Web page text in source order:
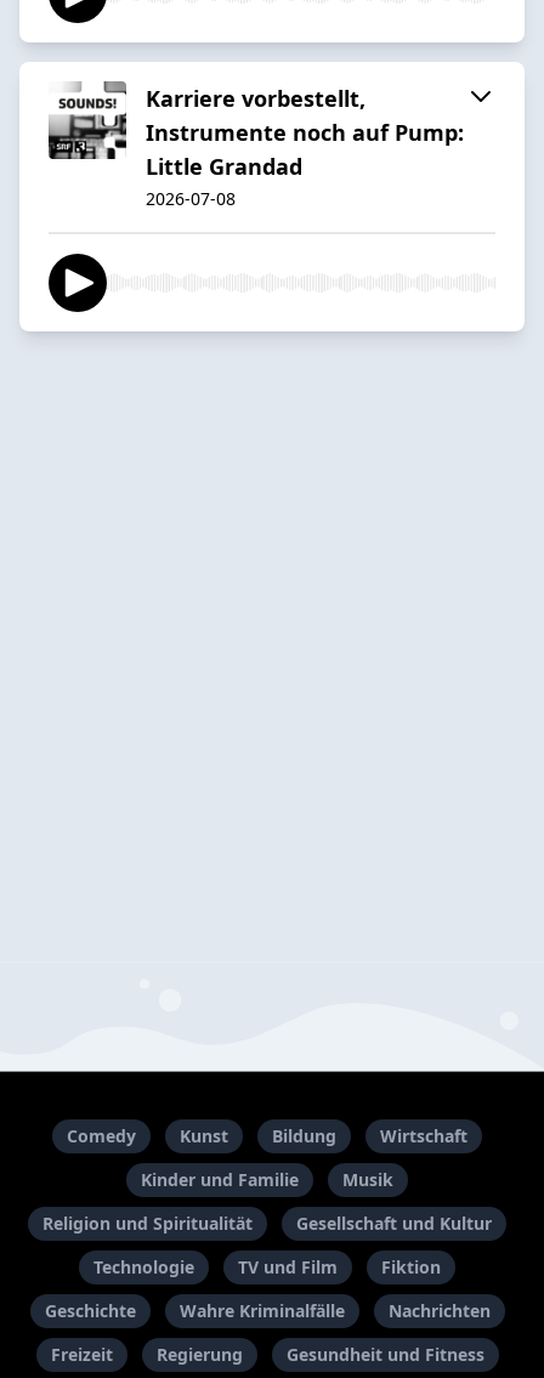
Karriere vorbestellt,
Instrumente noch auf Pump:
Little Grandad
2026-07-08
Comedy Kunst Bildung
Wirtschaft
Kinder und Familie
Musik
Religion und Spiritualität
Gesellschaft und Kultur
Technologie
TV und Film
Fiktion
Geschichte
Wahre Kriminalfälle
Nachrichten
Freizeit
Regierung Gesundheit und Fitness